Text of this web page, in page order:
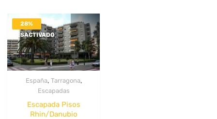
28%
DESACTIVADO
España, Tarragona,
Escapadas
Escapada Pisos
Rhin/Danubio